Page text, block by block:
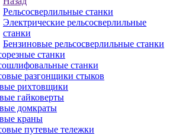
Рельсосверлильные станки
Электрические рельсосверлильные
станки
Бензиновые рельсосверлильные станки
станки
станки
разгонщики стыков
рихтовщики
гайковерты
домкраты
краны
путевые тележки